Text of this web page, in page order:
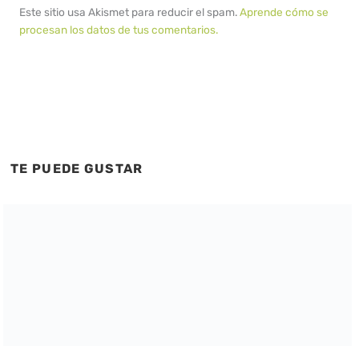
Este sitio usa Akismet para reducir el spam.Aprende cómo se
procesan los datos de tus comentarios.
TE PUEDE GUSTAR